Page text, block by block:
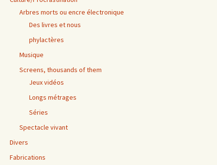
Arbres morts ou encre électronique
Des livres et nous
phylactères
Musique
Screens, thousands of them
Jeux vidéos
Longs métrages
Séries
Spectacle vivant
Divers
Fabrications